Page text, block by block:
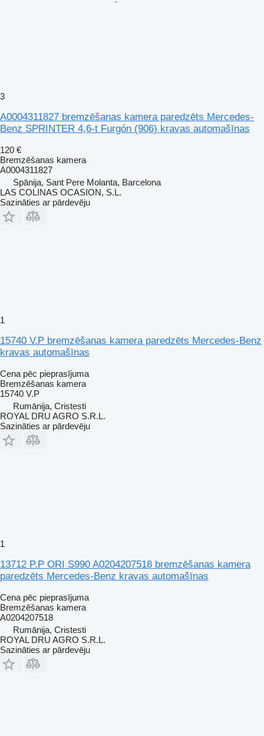
3
A0004311827 bremzēšanas kamera paredzēts Mercedes-
Benz SPRINTER 4,6-t Furgón (906) kravas automašīnas
120 €
Bremzēšanas kamera
A0004311827
Spānija, Sant Pere Molanta, Barcelona
LAS COLINAS OCASION, S.L.
Sazināties ar pārdevēju
1
15740 V.P bremzēšanas kamera paredzēts Mercedes-Benz
kravas automašīnas
Cena pēc pieprasījuma
Bremzēšanas kamera
15740 V.P
Rumānija, Cristesti
ROYAL DRU AGRO S.R.L.
Sazināties ar pārdevēju
1
13712 P.P ORI S990 A0204207518 bremzēšanas kamera
paredzēts Mercedes-Benz kravas automašīnas
Cena pēc pieprasījuma
Bremzēšanas kamera
A0204207518
Rumānija, Cristesti
ROYAL DRU AGRO S.R.L.
Sazināties ar pārdevēju